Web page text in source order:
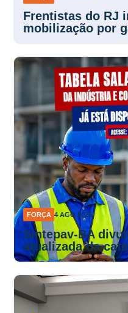
Frentistas do RJ
mobilização por
FORÇA 4 AGO 2026
Sintepav-BA
atualizada da